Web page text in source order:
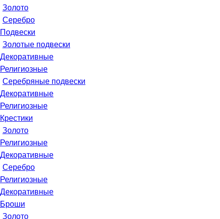
Золото
Серебро
Подвески
Золотые подвески
Декоративные
Религиозные
Серебряные подвески
Декоративные
Религиозные
Крестики
Золото
Религиозные
Декоративные
Серебро
Религиозные
Декоративные
Броши
Золото